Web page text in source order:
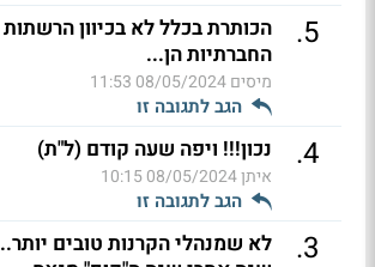
5
.
הכותרת בכלל לא בכיוון הרשתות
החברתיות הן...
מיסים08/05/2024 11:53
הגב לתגובה זו
4
. נכון!!! ויפה שעה קודם (ל"ת)
איתן08/05/2024 10:15
הגב לתגובה זו
3
.
לא שמנהלי הקרנות טובים יותר..